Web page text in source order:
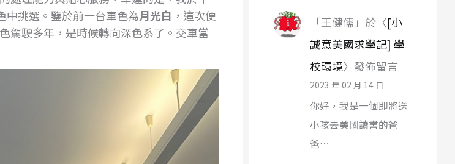
中挑選。鑒於前一台車色為月光白 ，這次便
駛多年，是時候轉向深色系了。交車當
「王健儒 」於〈[小
誠意美國求學記] 學
校環境〉發佈留言
2023 年 02 月 14 日
你好，我是一個即將送
小孩去美國讀書的爸
爸…